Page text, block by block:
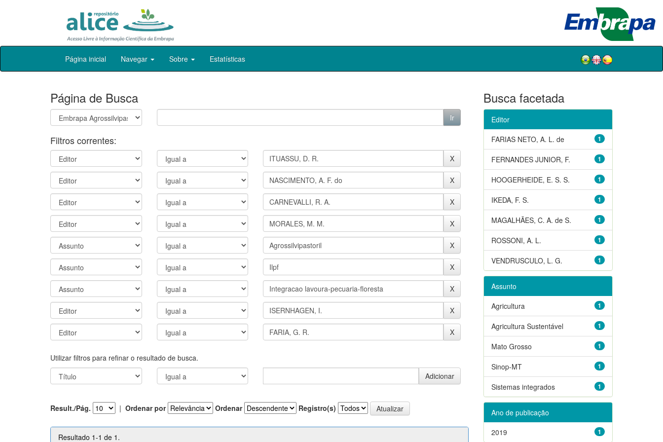
Skip
Página inicial Navegar Sobre Estatísticas
Página de Busca
Filtros correntes:
Utilizar filtros para refinar o resultado de busca.
Result./Pág. | Ordenar por Ordenar Registro(s)
Resultado 1-1 de 1.
Busca facetada
Editor
1
FARIAS NETO, A. L. de
1
FERNANDES JUNIOR, F.
1
HOOGERHEIDE, E. S. S.
1
IKEDA, F. S.
1
MAGALHÃES, C. A. de S.
1
ROSSONI, A. L.
1
VENDRUSCULO, L. G.
Assunto
1
Agricultura
1
Agricultura Sustentável
1
Mato Grosso
1
Sinop-MT
1
Sistemas integrados
Ano de publicação
1
2019